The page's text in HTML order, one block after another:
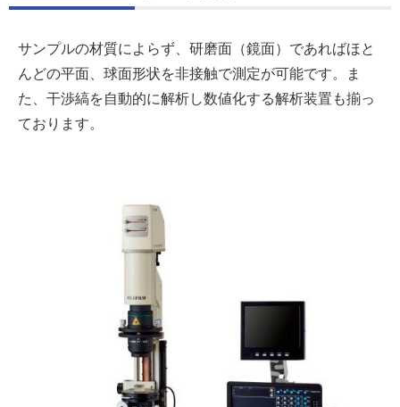
サンプルの材質によらず、研磨面（鏡面）であればほと
んどの平面、球面形状を非接触で測定が可能です。ま
た、干渉縞を自動的に解析し数値化する解析装置も揃っ
ております。